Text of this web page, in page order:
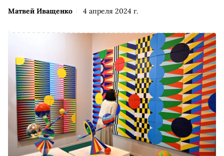
Матвей Иващенко 4 апреля 2024 г.